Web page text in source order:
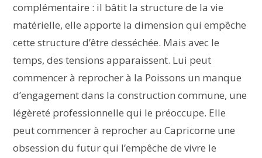
complémentaire : il bâtit la structure de la vie
matérielle, elle apporte la dimension qui empêche
cette structure d’être desséchée. Mais avec le
temps, des tensions apparaissent. Lui peut
commencer à reprocher à la Poissons un manque
d’engagement dans la construction commune, une
légèreté professionnelle qui le préoccupe. Elle
peut commencer à reprocher au Capricorne une
obsession du futur qui l’empêche de vivre le